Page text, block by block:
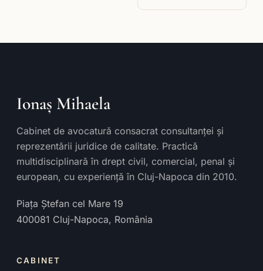
Ionaș Mihaela
Cabinet de avocatură consacrat consultanței și
reprezentării juridice de calitate. Practică
multidisciplinară în drept civil, comercial, penal și
european, cu experiență în Cluj-Napoca din 2010.
Piața Ștefan cel Mare 19
400081 Cluj-Napoca, România
CABINET